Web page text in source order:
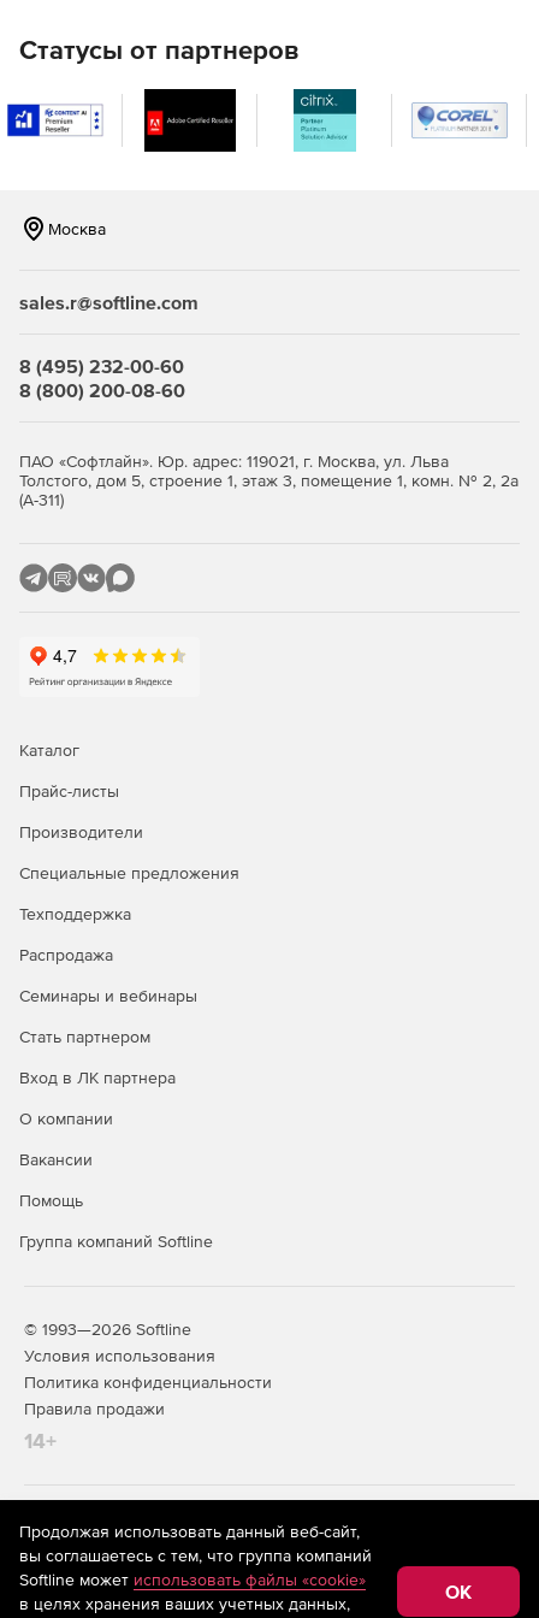
Статусы от партнеров
Москва
sales.r@softline.com
8 (495) 232-00-60
8 (800) 200-08-60
ПАО «Софтлайн». Юр. адрес: 119021, г. Москва, ул. Льва
Толстого, дом 5, строение 1, этаж 3, помещение 1, комн. № 2, 2а
(А-311)
Каталог
Прайс-листы
Производители
Специальные предложения
Техподдержка
Распродажа
Семинары и вебинары
Стать партнером
Вход в ЛК партнера
О компании
Вакансии
Помощь
Группа компаний Softline
© 1993—2026 Softline
Условия использования
Политика конфиденциальности
Правила продажи
14+
На информационном ресурсе store.softline.ru применяются
рекомендательные технологии
(информационные технологии
предоставления информации на основе сбора,
систематизации и анализа сведений, относящихся к
предпочтениям пользователей сети «Интернет»,
Продолжая использовать данный веб-сайт,
вы соглашаетесь с тем, что группа компаний
Softline может использовать файлы «cookie»
в целях хранения ваших учетных данных,
OK